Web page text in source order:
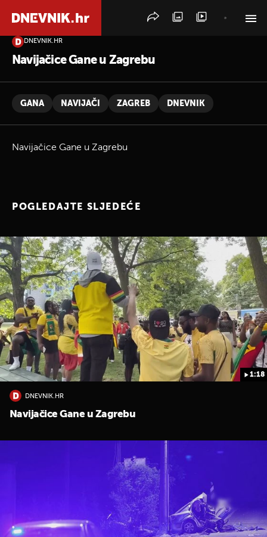
DNEVNIK.HR
Navijačice Gane u Zagrebu
GANA NAVIJAČI ZAGREB DNEVNIK
Navijačice Gane u Zagrebu
POGLEDAJTE SLJEDEĆE
1:18
DNEVNIK.HR
Navijačice Gane u Zagrebu
PRETRAŽITE VIJESTI